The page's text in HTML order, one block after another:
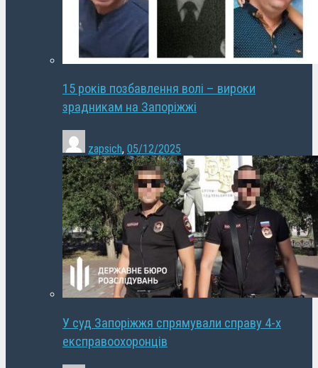
15 років позбавлення волі – вироки
зрадникам на Запоріжжі
zapsich, 05/12/2025
У суд Запоріжжя спрямували справу 4-х
експравоохоронців